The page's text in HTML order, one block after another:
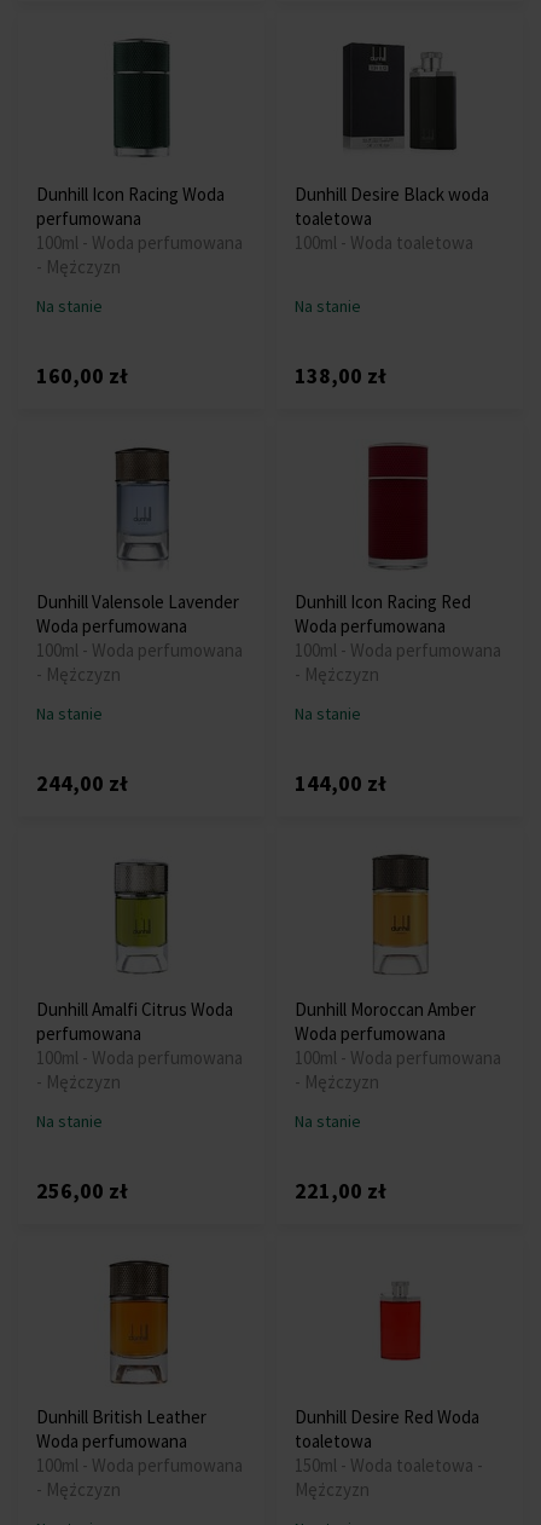
Dunhill Icon Racing Woda
perfumowana
100ml - Woda perfumowana
- Mężczyzn
Na stanie
160,00 zł
Dunhill Desire Black woda
toaletowa
100ml - Woda toaletowa
Na stanie
138,00 zł
Dunhill Valensole Lavender
Woda perfumowana
100ml - Woda perfumowana
- Mężczyzn
Na stanie
244,00 zł
Dunhill Icon Racing Red
Woda perfumowana
100ml - Woda perfumowana
- Mężczyzn
Na stanie
144,00 zł
Dunhill Amalfi Citrus Woda
perfumowana
100ml - Woda perfumowana
- Mężczyzn
Na stanie
256,00 zł
Dunhill Moroccan Amber
Woda perfumowana
100ml - Woda perfumowana
- Mężczyzn
Na stanie
221,00 zł
Dunhill British Leather
Woda perfumowana
100ml - Woda perfumowana
- Mężczyzn
Dunhill Desire Red Woda
toaletowa
150ml - Woda toaletowa -
Mężczyzn